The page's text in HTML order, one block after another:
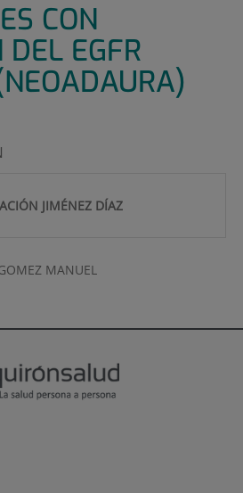
CON
EGFR
JIMÉNEZ DÍAZ
MANUEL